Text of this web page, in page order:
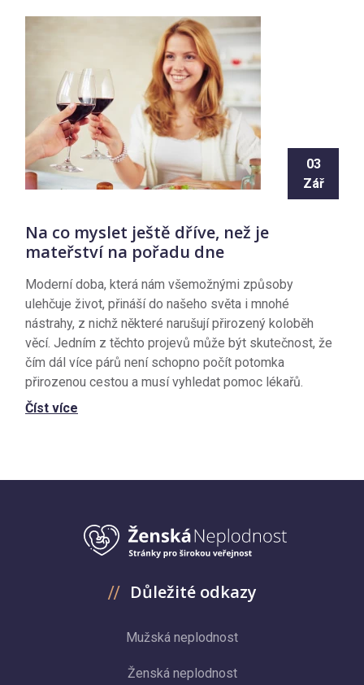
03
Zář
Na co myslet ještě dříve, než je
mateřství na pořadu dne
Moderní doba, která nám všemožnými způsoby
ulehčuje život, přináší do našeho světa i mnohé
nástrahy, z nichž některé narušují přirozený koloběh
věcí. Jedním z těchto projevů může být skutečnost, že
čím dál více párů není schopno počít potomka
přirozenou cestou a musí vyhledat pomoc lékařů.
Číst více
Důležité odkazy
Mužská neplodnost
Ženská neplodnost